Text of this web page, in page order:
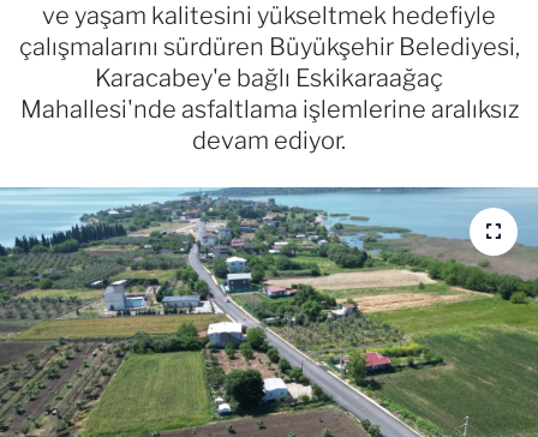
ve yaşam kalitesini yükseltmek hedefiyle
çalışmalarını sürdüren Büyükşehir Belediyesi,
Karacabey'e bağlı Eskikaraağaç
Mahallesi'nde asfaltlama işlemlerine aralıksız
devam ediyor.